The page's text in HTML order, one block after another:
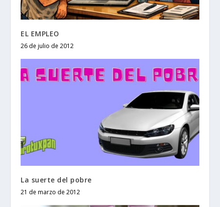
EL EMPLEO
26 de julio de 2012
La suerte del pobre
21 de marzo de 2012